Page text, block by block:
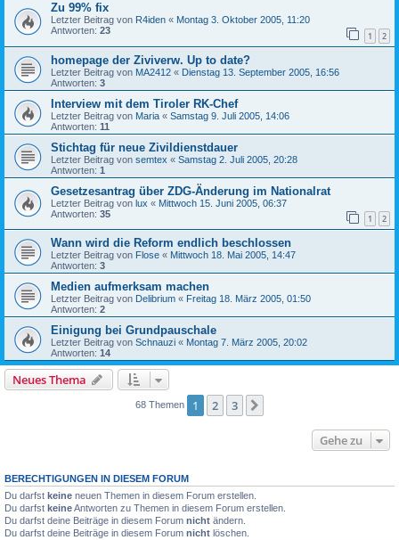
Zu 99% fix
Letzter Beitrag von R4iden « Montag 3. Oktober 2005, 11:20
Antworten: 23 1 2
homepage der Ziviverw. Up to date?
Letzter Beitrag von MA2412 « Dienstag 13. September 2005, 16:56
Antworten: 3
Interview mit dem Tiroler RK-Chef
Letzter Beitrag von Maria « Samstag 9. Juli 2005, 14:06
Antworten: 11
Stichtag für neue Zivildienstdauer
Letzter Beitrag von semtex « Samstag 2. Juli 2005, 20:28
Antworten: 1
Gesetzesantrag über ZDG-Änderung im Nationalrat
Letzter Beitrag von lux « Mittwoch 15. Juni 2005, 06:37
Antworten: 35 1 2
Wann wird die Reform endlich beschlossen
Letzter Beitrag von Flose « Mittwoch 18. Mai 2005, 14:47
Antworten: 3
Medien aufmerksam machen
Letzter Beitrag von Delibrium « Freitag 18. März 2005, 01:50
Antworten: 2
Einigung bei Grundpauschale
Letzter Beitrag von Schnauzi « Montag 7. März 2005, 20:02
Antworten: 14
Neues Thema
68 Themen 1 2 3
Gehe zu
BERECHTIGUNGEN IN DIESEM FORUM
Du darfst keine neuen Themen in diesem Forum erstellen.
Du darfst keineAntworten zu Themen in diesem Forum erstellen.
Du darfst deine Beiträge in diesem Forum nicht ändern.
Du darfst deine Beiträge in diesem Forum nicht löschen.